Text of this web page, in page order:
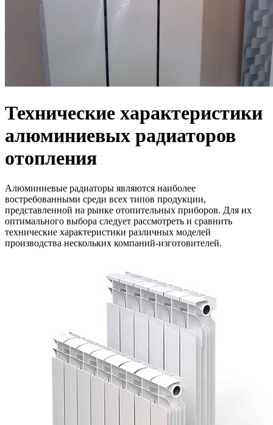
Технические характеристики
алюминиевых радиаторов
отопления
Алюминиевые радиаторы являются наиболее
востребованными среди всех типов продукции,
представленной на рынке отопительных приборов. Для их
оптимального выбора следует рассмотреть и сравнить
технические характеристики различных моделей
производства нескольких компаний-изготовителей.